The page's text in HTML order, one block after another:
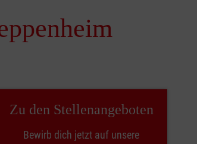
Zu den Stellenangeboten
Bewirb dich jetzt auf unsere